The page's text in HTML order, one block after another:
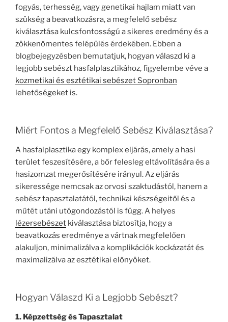
fogyás, terhesség, vagy genetikai hajlam miatt van
szükség a beavatkozásra, a megfelelő sebész
kiválasztása kulcsfontosságú a sikeres eredmény és a
zökkenőmentes felépülés érdekében. Ebben a
blogbejegyzésben bemutatjuk, hogyan válaszd ki a
legjobb sebészt hasfalplasztikához, figyelembe véve a
kozmetikai és esztétikai sebészet Sopronban
lehetőségeket is.
Miért Fontos a Megfelelő Sebész Kiválasztása?
A hasfalplasztika egy komplex eljárás, amely a hasi
terület feszesítésére, a bőr felesleg eltávolítására és a
hasizomzat megerősítésére irányul. Az eljárás
sikeressége nemcsak az orvosi szaktudástól, hanem a
sebész tapasztalatától, technikai készségeitől és a
műtét utáni utógondozástól is függ. A helyes
lézersebészet kiválasztása biztosítja, hogy a
beavatkozás eredménye a vártnak megfelelően
alakuljon, minimalizálva a komplikációk kockázatát és
maximalizálva az esztétikai előnyöket.
Hogyan Válaszd Ki a Legjobb Sebészt?
1. Képzettség és Tapasztalat